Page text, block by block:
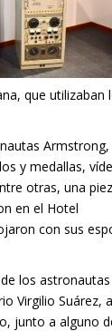
que utilizaban
Armstrong,
y medallas,
otras, una
en el Hotel
con sus
los
Virgilio Suárez,
junto a alguno